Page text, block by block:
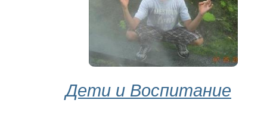
Дети и Воспитание